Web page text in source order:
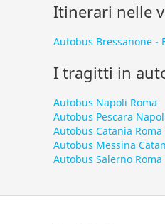
Itinerari nelle
Autobus Bressanone -
I tragitti in
Autobus Napoli Roma
Autobus Pescara
Autobus Catania Roma
Autobus Messina
Autobus Salerno Roma